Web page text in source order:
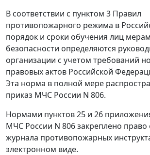
В соответствии с пунктом 3 Правил
противопожарного режима в
порядок и сроки обучения лиц
безопасности определяются
организации с учетом требований
правовых актов Российской
Эта норма в полной мере
приказ МЧС России N 806.
Нормами пунктов 25 и 26
МЧС России N 806 закреплено
журнала противопожарных
электронном виде.